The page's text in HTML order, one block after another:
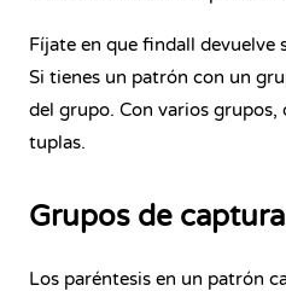
Fíjate en que findall devuelve
Si tienes un patrón con un
del grupo. Con varios grupos,
tuplas.
Grupos de captura
Los paréntesis en un patrón